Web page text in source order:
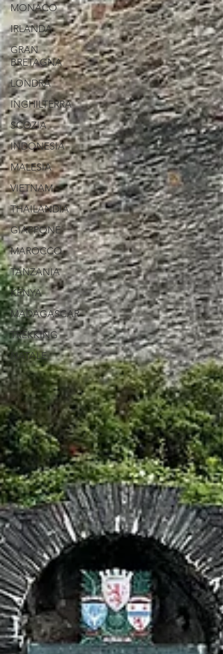
MONACO
IRLANDA
GRAN
BRETAGNA
LONDRA
INGHILTERRA
SCOZIA
INDONESIA
MALESIA
VIETNAM
THAILANDIA
GIAPPONE
MAROCCO
TANZANIA
KENYA
MADAGASCAR
TREKKING
NATALE